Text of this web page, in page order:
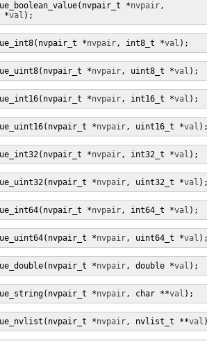
*nvpair,
*
val );
*nvpair, int8_t *val );
*nvpair, uint8_t *val );
*nvpair, int16_t *val );
*nvpair, uint16_t *val
*nvpair, int32_t *val );
*nvpair, uint32_t *val
*nvpair, int64_t *val );
*nvpair, uint64_t *val
*nvpair, double *val );
*nvpair, char **val );
*nvpair, nvlist_t **val